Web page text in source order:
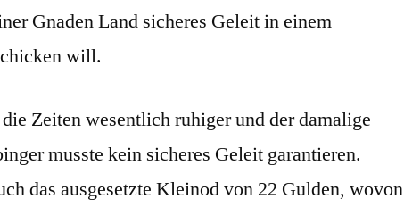
Gnaden Land sicheres Geleit in einem
will.
Zeiten wesentlich ruhiger und der damalige
musste kein sicheres Geleit garantieren.
das ausgesetzte Kleinod von 22 Gulden, wovon